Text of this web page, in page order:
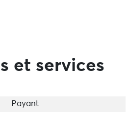
réaliserez une œuvre unique
par vos envies.
de 10 heures. Vous pourrez
votre rythme ou celui de
et services
Payant